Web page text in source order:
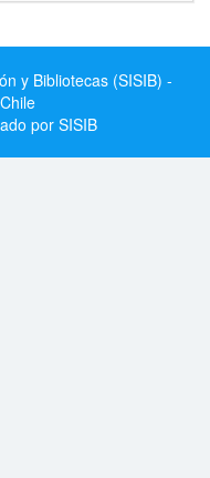
y Bibliotecas (SISIB) -
por SISIB